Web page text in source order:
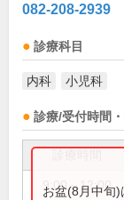
082-208-2939
診療科目
内科 小児科
診療/受付時間
9:00～12:00
お盆(8月中旬